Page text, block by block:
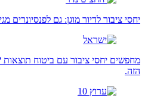
יחסי ציבור לדיור מוגן: גם
מחפשים יחסי ציבור עם ביטוח
הזה.